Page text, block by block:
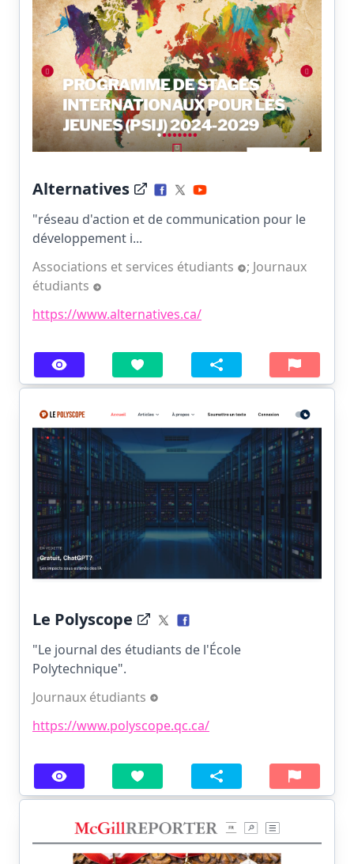
Alternatives
"réseau d'action et de communication pour le
développement i...
Associations et services étudiants
; Journaux
étudiants
https://www.alternatives.ca/
Le Polyscope
"Le journal des étudiants de l'École
Polytechnique".
Journaux étudiants
https://www.polyscope.qc.ca/